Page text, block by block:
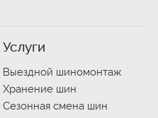
Услуги
Выездной шиномонтаж
Хранение шин
Сезонная смена шин